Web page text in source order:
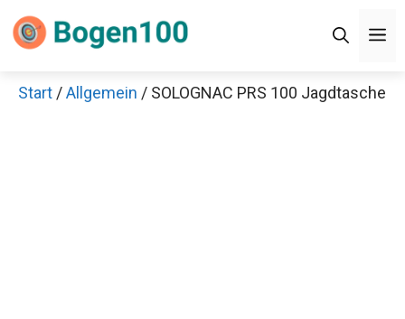
Zum
Inhalt
Start /Allgemein / SOLOGNAC PRS 100 Jagdtasche